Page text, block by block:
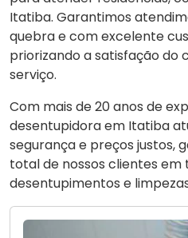
Itatiba. Garantimos
quebra e com excelente
priorizando a satisfação do
serviço.
Com mais de 20 anos de
desentupidora em Itatiba
segurança e preços justos,
total de nossos clientes em
desentupimentos e